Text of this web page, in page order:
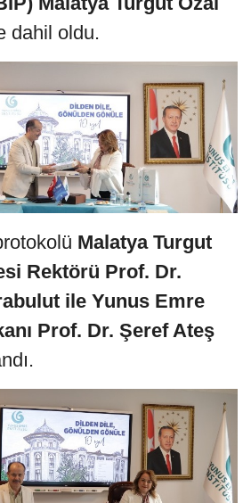
dahil oldu.
Malatya Turgut
Rektörü Prof. Dr.
ile Yunus Emre
Prof. Dr. Şeref Ateş